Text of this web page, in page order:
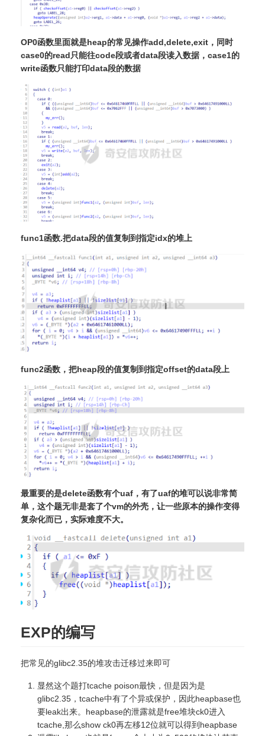
OP0函数里面就是heap的常见操作add,delete,exit，同时
case0的read只能往code段或者data段读入数据，case1的
write函数只能打印data段的数据
func1函数.把data段的值复制到指定idx的堆上
func2函数，把heap段的值复制到指定offset的data段上
最重要的是delete函数有个uaf，有了uaf的堆可以说非常简
单，这个题无非是套了个vm的外壳，让一些原本的操作变得
复杂化而已，实际难度不大。
EXP的编写
把常见的glibc2.35的堆攻击迁移过来即可
显然这个题打tcache poison最快，但是因为是
glibc2.35，tcache中有了个异或保护，因此heapbase也
要leak出来。heapbase的泄露就是free堆块ck0进入
tcache,那么show ck0再左移12位就可以得到heapbase